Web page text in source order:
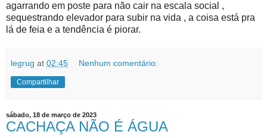
agarrando em poste para não cair na escala social ,
sequestrando elevador para subir na vida , a coisa está pra
lá de feia e a tendência é piorar.
legrug at 02:45 Nenhum comentário:
Compartilhar
sábado, 18 de março de 2023
CACHAÇA NÃO É ÁGUA